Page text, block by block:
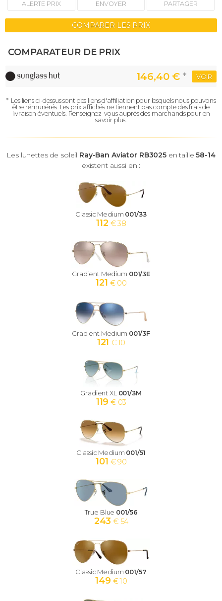
ALERTE PRIX ENVOYER PARTAGER
COMPARER LES PRIX
COMPARATEUR DE PRIX
146,40 € * VOIR
* Les liens ci-dessus sont des liens d'affiliation pour lesquels nous pouvons
être rémunérés. Les prix affichés ne tiennent pas compte des frais de
livraison éventuels. Renseignez-vous auprès des marchands pour en
savoir plus.
Les lunettes de soleil Ray-Ban Aviator RB3025en taille58-14
existent aussi en :
Classic Medium 001/33
112 € 38
Gradient Medium 001/3E
121 € 00
Gradient Medium 001/3F
121 € 10
Gradient XL 001/3M
119 € 03
Classic Medium 001/51
101 € 90
True Blue 001/56
243 € 54
Classic Medium 001/57
149 € 10